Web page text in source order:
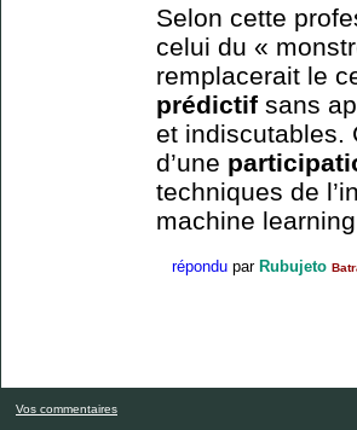
Selon cette
celui du «
remplacerait le
prédictif sans
et indiscutables.
d’une
techniques de
machine
répondu par Rubujeto
Vos commentaires